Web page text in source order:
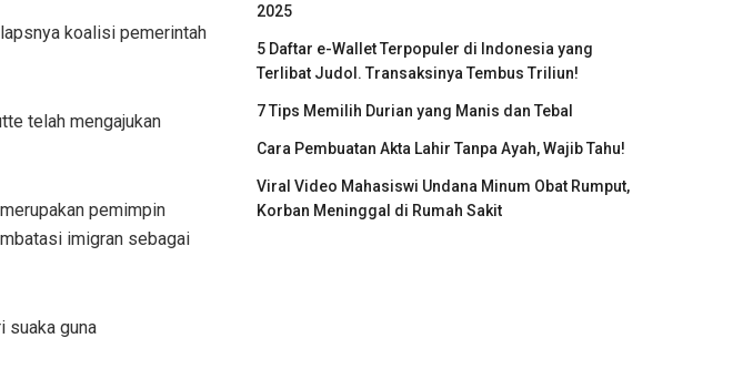
koalisi pemerintah
telah mengajukan
pemimpin
imigran sebagai
suaka guna
2025
5 Daftar e-Wallet Terpopuler di Indonesia yang
Terlibat Judol. Transaksinya Tembus Triliun!
7 Tips Memilih Durian yang Manis dan Tebal
Cara Pembuatan Akta Lahir Tanpa Ayah, Wajib Tahu!
Viral Video Mahasiswi Undana Minum Obat Rumput,
Korban Meninggal di Rumah Sakit